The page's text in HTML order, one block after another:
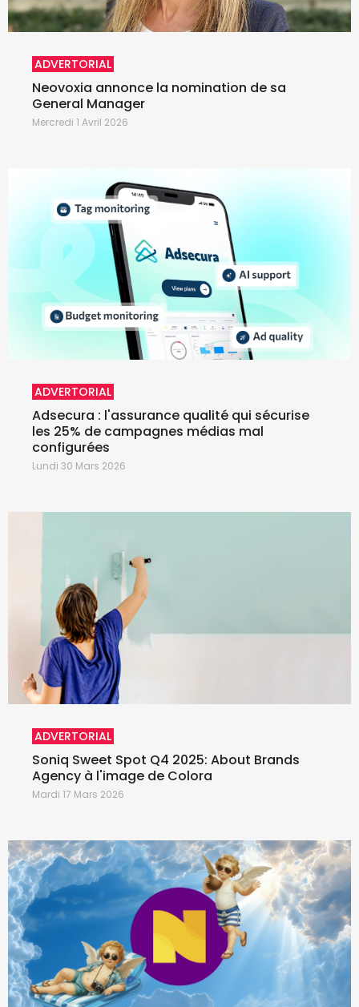
ADVERTORIAL
Neovoxia annonce la nomination de sa
General Manager
Mercredi 1 Avril 2026
ADVERTORIAL
Adsecura : l'assurance qualité qui sécurise
les 25% de campagnes médias mal
configurées
Lundi 30 Mars 2026
ADVERTORIAL
Soniq Sweet Spot Q4 2025: About Brands
Agency à l'image de Colora
Mardi 17 Mars 2026